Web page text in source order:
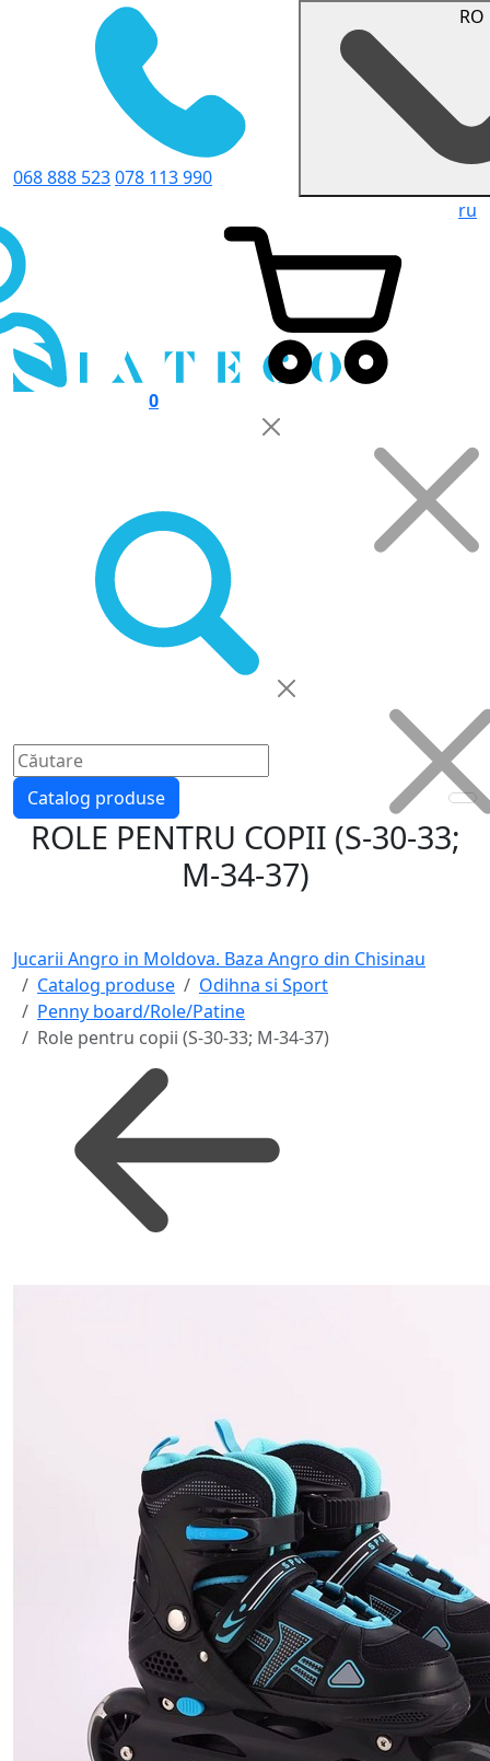
068 888 523078 113 990
ru
0
Catalog produse
ROLE PENTRU COPII (S-30-33;
M-34-37)
Jucarii Angro in Moldova. Baza Angro din Chisinau
Catalog produse
Odihna si Sport
Penny board/Role/Patine
Role pentru copii (S-30-33; M-34-37)